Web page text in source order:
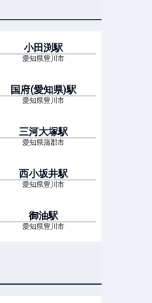
小田渕駅
愛知県豊川市
国府(愛知県)駅
愛知県豊川市
三河大塚駅
愛知県蒲郡市
西小坂井駅
愛知県豊川市
御油駅
愛知県豊川市